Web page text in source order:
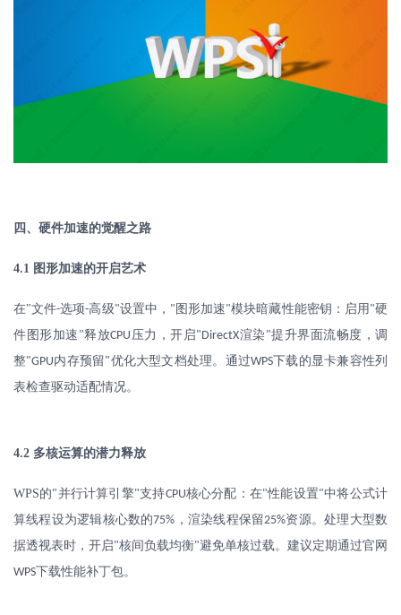
四、硬件加速的觉醒之路
4.1 图形加速的开启艺术
在"文件-选项-高级"设置中， " 图形加速"模块暗藏性能密钥：启用 "硬
件图形加速 "释放CPU 压力，开启"DirectX渲染 "提升界面流畅度，调
整"GPU内存预留"优化大型文档处理。通过WPS下载的显卡兼容性列
表检查驱动适配情况。
4.2 多核运算的潜力释放
WPS的" 并行计算引擎"支持CPU核心分配：在"性能设置"中将公式计
算线程设为逻辑核心数的75% ，渲染线程保留25%资源。处理大型数
据透视表时，开启"核间负载均衡"避免单核过载。建议定期通过官网
WPS下载性能补丁包。